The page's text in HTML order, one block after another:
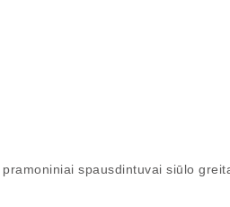
spausdintuvai siūlo